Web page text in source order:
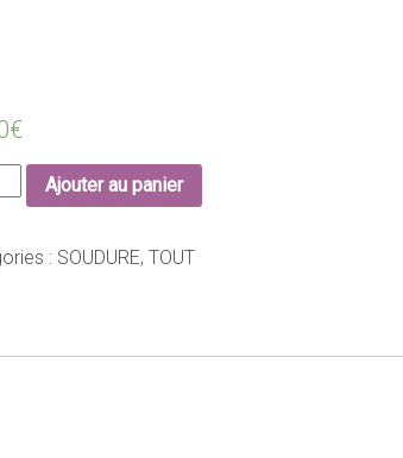
€
Ajouter au panier
: SOUDURE,TOUT